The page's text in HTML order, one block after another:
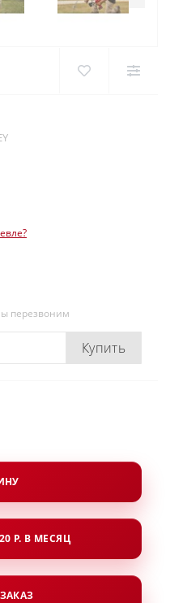
перезвоним
Купить
Р. В МЕСЯЦ